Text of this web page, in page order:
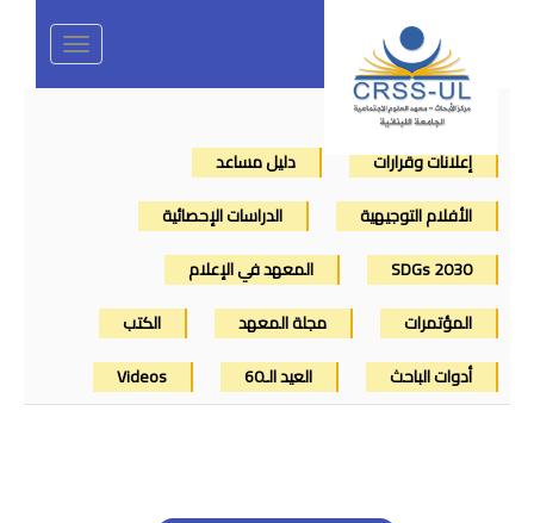
Toggle
navigation
إعلانات وقرارات
دليل مساعد
الأفلام التوجيهية
الدراسات الإحصائية
SDGs 2030
المعهد في الإعلام
المؤتمرات
مجلة المعهد
الكتب
أدوات الباحث
العيد الـ60 Videos